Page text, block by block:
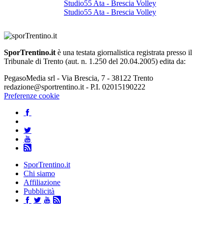
Studio55 Ata - Brescia Volley
Studio55 Ata - Brescia Volley
SporTrentino.it è una testata giornalistica registrata presso il
Tribunale di Trento (aut. n. 1.250 del 20.04.2005) edita da:
PegasoMedia srl - Via Brescia, 7 - 38122 Trento
redazione@sportrentino.it - P.I. 02015190222
Preferenze cookie
SporTrentino.it
Chi siamo
Affiliazione
Pubblicità